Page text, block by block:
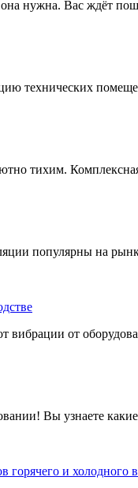
нужна. Вас ждёт
технических
тихим.
популярны на
от
Вы узнаете
и холодного